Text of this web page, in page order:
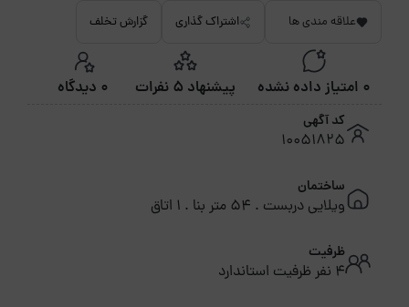
علاقه مندی ها اشتراک گذاری گزارش تخلف
0 امتیاز داده نشده پیشنهاد 5 نفرات 0 دیدگاه
کد آگهی
10051825
ساختمان
ویلایی دربست . 54 متر بنا . 1 اتاق
ظرفیت
4 نفر ظرفیت استاندارد